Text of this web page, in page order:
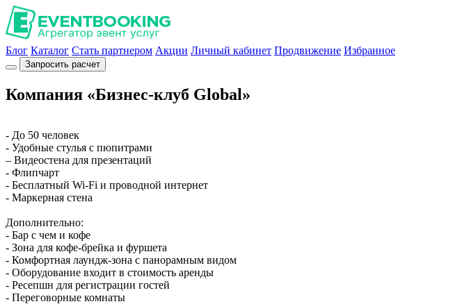
Блог Каталог Стать партнером Акции Личный кабинет Продвижение Избранное
Запросить расчет
Компания «Бизнес-клуб Global»
- До 50 человек
- Удобные стулья с пюпитрами
– Видеостена для презентаций
- Флипчарт
- Бесплатный Wi-Fi и проводной интернет
- Маркерная стена
Дополнительно:
- Бар с чем и кофе
- Зона для кофе-брейка и фуршета
- Комфортная лаундж-зона с панорамным видом
- Оборудование входит в стоимость аренды
- Ресепшн для регистрации гостей
- Переговорные комнаты